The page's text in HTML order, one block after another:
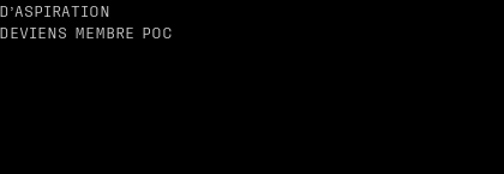
D’ASPIRATION
DEVIENS MEMBRE POC